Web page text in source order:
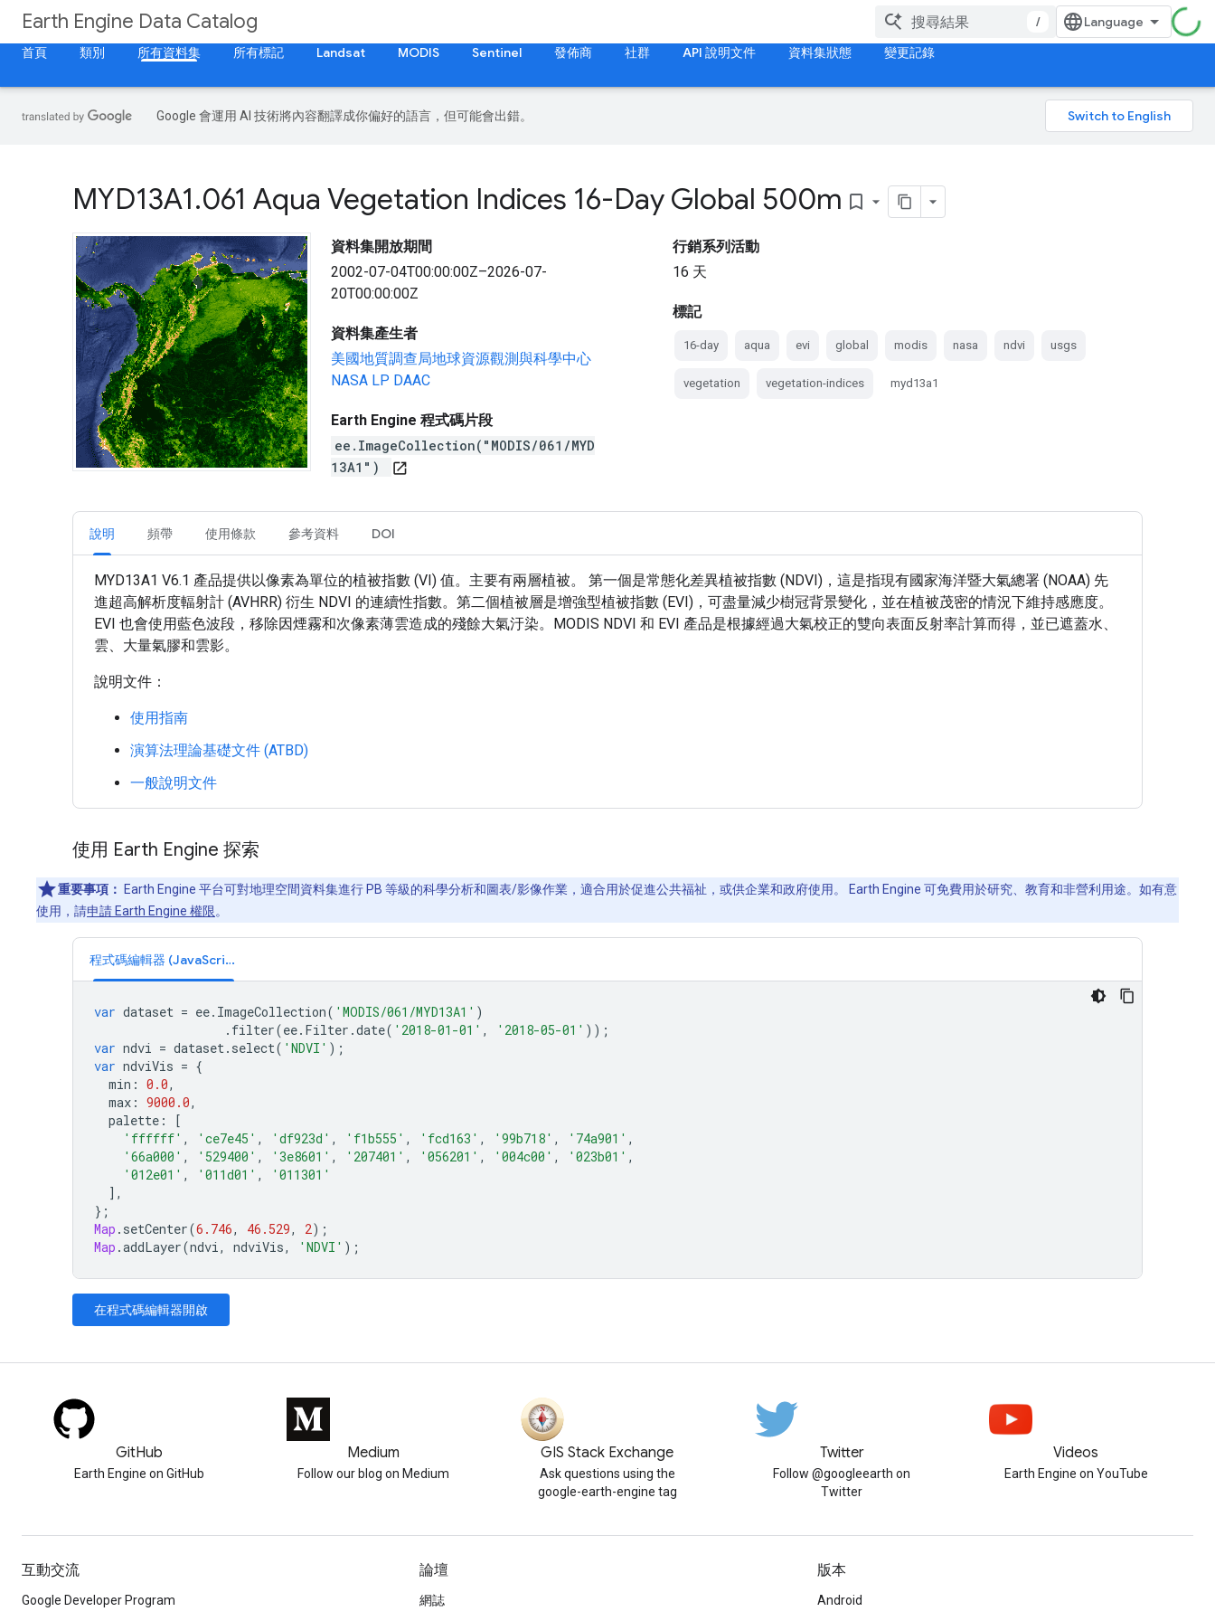
Earth Engine Data Catalog
/
首頁
類別 所有資料集 所有標記 Landsat MODIS Sentinel 發佈商 社群 API 說明文件 資料集狀態 變更記錄
Google 會運用 AI 技術將內容翻譯成你偏好的語言，但可能會出錯。
MYD13A1.061 Aqua Vegetation Indices 16-Day Global 500m bookmark_border
資料集開放期間
2002-07-04T00:00:00Z–2026-07-
20T00:00:00Z
資料集產生者
美國地質調查局地球資源觀測與科學中心
NASA LP DAAC
Earth Engine 程式碼片段
ee.ImageCollection("MODIS/061/MYD
13A1")
open_in_new
行銷系列活動
16 天
標記
16-day aqua evi global modis nasa ndvi usgs
vegetation vegetation-indices myd13a1
說明 頻帶 使用條款 參考資料 DOI
MYD13A1 V6.1 產品提供以像素為單位的植被指數 (VI) 值。主要有兩層植被。 第一個是常態化差異植被指數 (NDVI)，這是指現有國家海洋暨大氣總署 (NOAA) 先
進超高解析度輻射計 (AVHRR) 衍生 NDVI 的連續性指數。第二個植被層是增強型植被指數 (EVI)，可盡量減少樹冠背景變化，並在植被茂密的情況下維持感應度。
EVI 也會使用藍色波段，移除因煙霧和次像素薄雲造成的殘餘大氣汙染。MODIS NDVI 和 EVI 產品是根據經過大氣校正的雙向表面反射率計算而得，並已遮蓋水、
雲、大量氣膠和雲影。
說明文件：
使用指南
演算法理論基礎文件 (ATBD)
一般說明文件
使用 Earth Engine 探索
重要事項：
Earth Engine 平台可對地理空間資料集進行 PB 等級的科學分析和圖表/影像作業，適合用於促進公共福祉，或供企業和政府使用。 Earth Engine 可免費用於研究、教育和非營利用途。如有意
使用，請申請 Earth Engine 權限。
程式碼編輯器 (JavaScript)
var dataset = ee. ImageCollection( 'MODIS/061/MYD13A1' )
. filter(ee. Filter .date( '2018-01-01' , '2018-05-01' ));
var ndvi = dataset. select( 'NDVI' );
var ndviVis = {
min : 0.0,
max : 9000.0,
palette :
[
'ffffff' , 'ce7e45' , 'df923d' , 'f1b555' , 'fcd163' , '99b718' , '74a901' ,
'66a000' , '529400' , '3e8601' , '207401' , '056201' , '004c00' , '023b01' ,
'012e01' , '011d01' ,
'011301'
],
};
Map . setCenter(6.746, 46.529, 2);
Map .addLayer(ndvi, ndviVis, 'NDVI' );
在程式碼編輯器開啟
GitHub
Earth Engine on GitHub
Medium
Follow our blog on Medium
GIS Stack Exchange
Ask questions using the
google-earth-engine tag
Twitter
Follow @googleearth on
Twitter
Videos
Earth Engine on YouTube
互動交流
Google Developer Program
論壇
網誌
版本
Android